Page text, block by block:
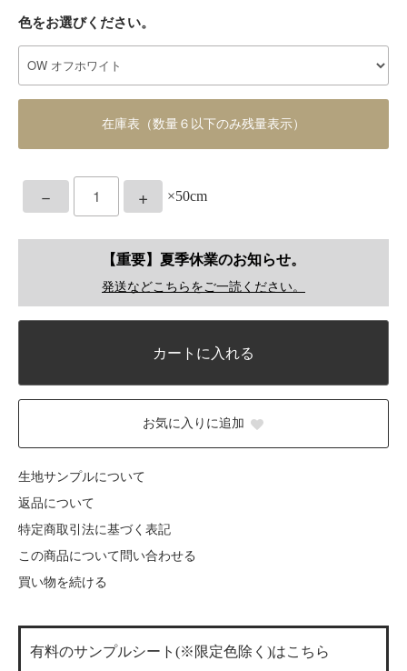
色をお選びください。
在庫表（数量６以下のみ残量表示）
－ + ×50cm
【重要】夏季休業のお知らせ。
発送などこちらをご一読ください。
カートに入れる
お気に入りに追加
生地サンプルについて
返品について
特定商取引法に基づく表記
この商品について問い合わせる
買い物を続ける
有料のサンプルシート(※限定色除く)はこちら